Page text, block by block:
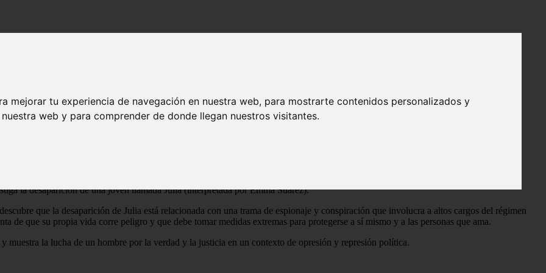
mejorar tu experiencia de navegación en nuestra web, para mostrarte contenidos personalizados y
web y para comprender de donde llegan nuestros visitantes.
en el año 1996. La trama se desarrolla en la década de los 50, en plena dictadura franquista, y cuenta la historia de un joven
la desaparición de una joven llamada Julia (interpretada por Emma Suárez).
que la desaparición de Julia está relacionada con una trama de espionaje y conspiración que involucra a altos cargos del régimen
de que su propia vida corre peligro y que debe tomar medidas extremas para protegerse a sí mismo y a las personas que ama.
muestra la lucha de un hombre por la verdad y la justicia en un contexto de opresión y represión política.